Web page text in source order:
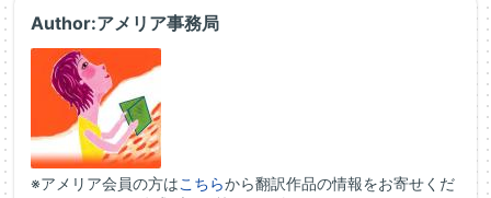
Author:アメリア事務局
※アメリア会員の方はこちらから翻訳作品の情報をお寄せくだ